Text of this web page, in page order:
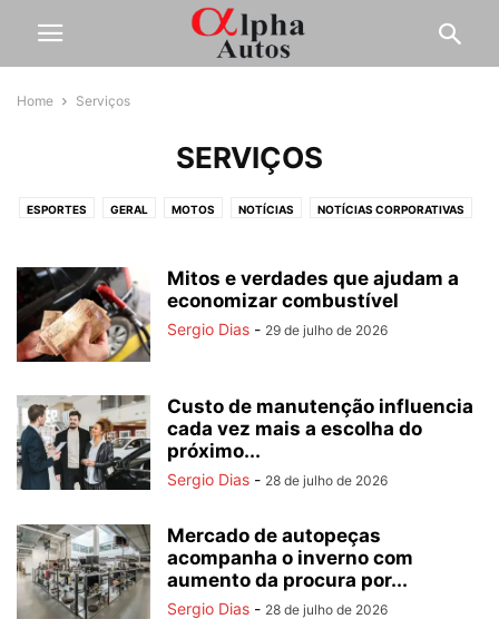
Home Serviços
SERVIÇOS
ESPORTES GERAL MOTOS NOTÍCIAS NOTÍCIAS CORPORATIVAS
Mitos e verdades que ajudam a
economizar combustível
Sergio Dias - 29 de julho de 2026
Custo de manutenção influencia
cada vez mais a escolha do
próximo...
Sergio Dias - 28 de julho de 2026
Mercado de autopeças
acompanha o inverno com
aumento da procura por...
Sergio Dias - 28 de julho de 2026